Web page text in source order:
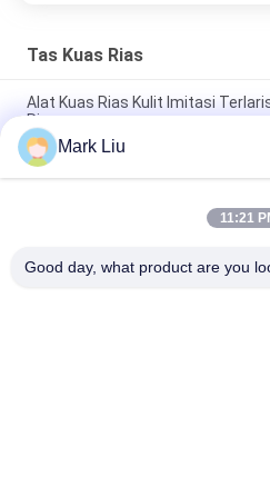
Tas Kuas Rias
Alat Kuas Rias Kulit Imitasi
Ringan
PU Pensil Kasus Pouch
Travel Tas Kosmetik Makeup
Kuas Makeup profesional Roll
Mark Liu
11:21
Good day, what product are you